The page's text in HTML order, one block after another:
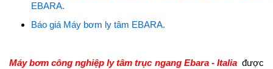
EBARA.
Báo giá Máy bơm ly tâm EBARA.
Máy bơm công nghiệp ly tâm trục ngang Ebara - Italia được